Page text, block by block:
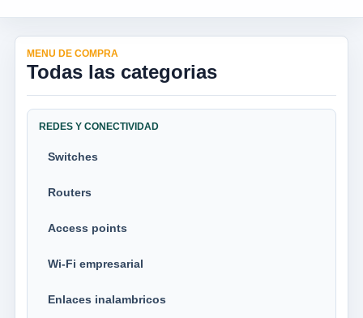
MENU DE COMPRA
Todas las categorias
REDES Y CONECTIVIDAD
Switches
Routers
Access points
Wi-Fi empresarial
Enlaces inalambricos